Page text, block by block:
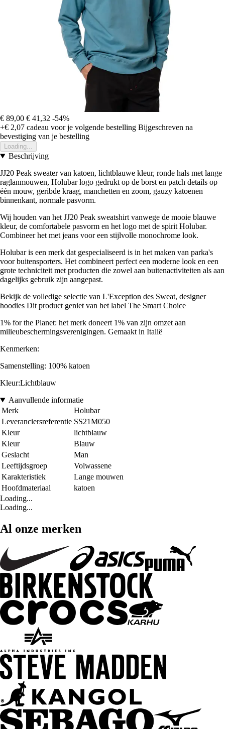
€ 89,00 € 41,32 -54%
+€ 2,07 cadeau voor je volgende bestelling Bijgeschreven na
bevestiging van je bestelling
Loading...
Beschrijving
JJ20 Peak sweater van katoen, lichtblauwe kleur, ronde hals met lange
raglanmouwen, Holubar logo gedrukt op de borst en patch details op
één mouw, geribde kraag, manchetten en zoom, gauzy katoenen
binnenkant, normale pasvorm.
Wij houden van het JJ20 Peak sweatshirt vanwege de mooie blauwe
kleur, de comfortabele pasvorm en het logo met de spirit Holubar.
Combineer het met jeans voor een stijlvolle monochrome look.
Holubar is een merk dat gespecialiseerd is in het maken van parka's
voor buitensporters. Het combineert perfect een moderne look en een
grote techniciteit met producten die zowel aan buitenactiviteiten als aan
dagelijks gebruik zijn aangepast.
Bekijk de volledige selectie van L'Exception des Sweat, designer
hoodies Dit product geniet van het label The Smart Choice
1% for the Planet: het merk doneert 1% van zijn omzet aan
milieubeschermingsverenigingen. Gemaakt in Italië
Kenmerken:
Samenstelling: 100% katoen
Kleur:Lichtblauw
Aanvullende informatie
Merk
Holubar
Leveranciersreferentie SS21M050
Kleur
lichtblauw
Kleur
Blauw
Geslacht
Man
Leeftijdsgroep
Volwassene
Karakteristiek
Lange mouwen
Hoofdmateriaal
katoen
Loading...
Loading...
Al onze merken